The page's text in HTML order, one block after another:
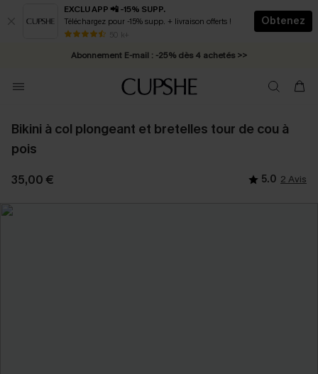
EXCLU APP 📲 -15% SUPP.
Téléchargez pour -15% supp. + livraison offerts !
50 k+
Obtenez
* Livraison éclair 2-3 jours ouvrés >>
Abonnement E-mail : -25% dès 4 achetés >>
Bikini à col plongeant et bretelles tour de cou à
pois
35,00 € 5.0 2 Avis